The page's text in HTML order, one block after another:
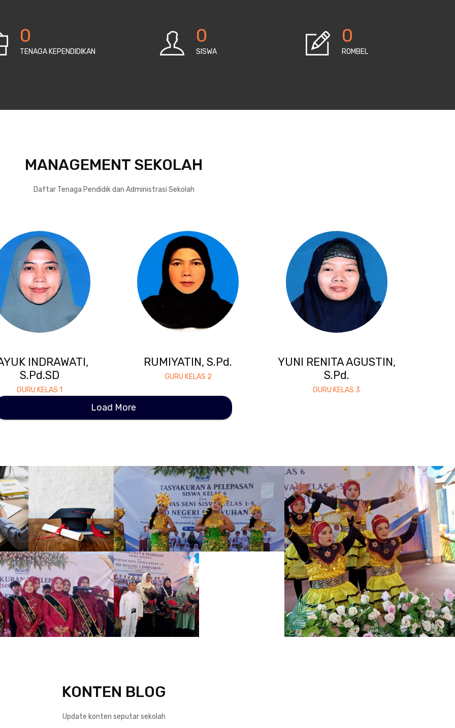
0
TENAGA KEPENDIDIKAN
0
SISWA
0
ROMBEL
MANAGEMENT SEKOLAH
Daftar Tenaga Pendidik dan Administrasi Sekolah
INDRAWATI,
S.Pd.SD
GURU KELAS 1
RUMIYATIN, S.Pd.
GURU KELAS 2
YUNI RENITA AGUSTIN,
S.Pd.
GURU KELAS 3
Load More
KONTEN BLOG
Update konten seputar sekolah